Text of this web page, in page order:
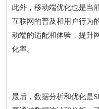
此外，移动端优化也是当
互联网的普及和用户行为
动端的适配和体验，提升
化率。
最后，数据分析和优化是